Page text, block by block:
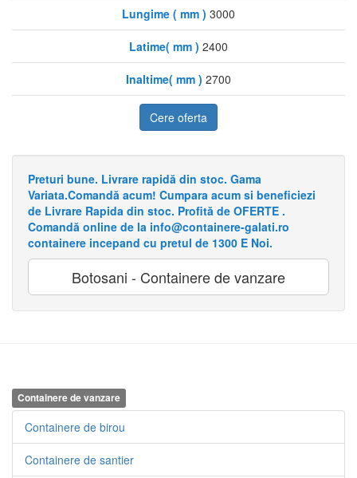
Lungime ( mm ) 3000
Latime( mm ) 2400
Inaltime( mm ) 2700
Cere oferta
Preturi bune. Livrare rapidă din stoc. Gama
Variata.Comandă acum! Cumpara acum si beneficiezi
de Livrare Rapida din stoc. Profită de OFERTE .
Comandă online de la info@containere-galati.ro
containere incepand cu pretul de 1300 E Noi.
Botosani - Containere de vanzare
Containere de vanzare
Containere de birou
Containere de santier